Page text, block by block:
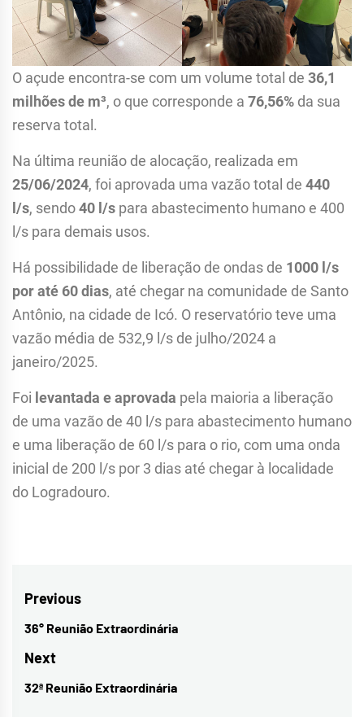
O açude encontra-se com um volume total de 36,1
milhões de m³, o que corresponde a 76,56% da sua
reserva total.
Na última reunião de alocação, realizada em
25/06/2024, foi aprovada uma vazão total de 440
l/s, sendo40 l/s para abastecimento humano e 400
l/s para demais usos.
Há possibilidade de liberação de ondas de 1000 l/s
por até 60 dias, até chegar na comunidade de Santo
Antônio, na cidade de Icó. O reservatório teve uma
vazão média de 532,9 l/s de julho/2024 a
janeiro/2025.
Foi levantada e aprovada pela maioria a liberação
de uma vazão de 40 l/s para abastecimento humano
e uma liberação de 60 l/s para o rio, com uma onda
inicial de 200 l/s por 3 dias até chegar à localidade
do Logradouro.
Navegação
de
Post
Previous
Previous
post:
36° Reunião Extraordinária
Next
Next
32ª Reunião Extraordinária